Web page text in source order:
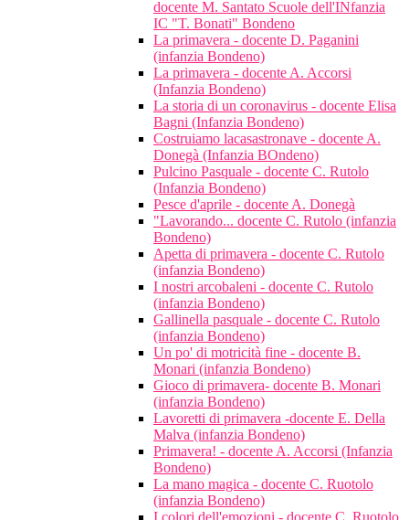
docente M. Santato Scuole dell'INfanzia
IC "T. Bonati" Bondeno
La primavera - docente D. Paganini
(infanzia Bondeno)
La primavera - docente A. Accorsi
(Infanzia Bondeno)
La storia di un coronavirus - docente Elisa
Bagni (Infanzia Bondeno)
Costruiamo lacasastronave - docente A.
Donegà (Infanzia BOndeno)
Pulcino Pasquale - docente C. Rutolo
(Infanzia Bondeno)
Pesce d'aprile - docente A. Donegà
"Lavorando... docente C. Rutolo (infanzia
Bondeno)
Apetta di primavera - docente C. Rutolo
(infanzia Bondeno)
I nostri arcobaleni - docente C. Rutolo
(infanzia Bondeno)
Gallinella pasquale - docente C. Rutolo
(infanzia Bondeno)
Un po' di motricità fine - docente B.
Monari (infanzia Bondeno)
Gioco di primavera- docente B. Monari
(infanzia Bondeno)
Lavoretti di primavera -docente E. Della
Malva (infanzia Bondeno)
Primavera! - docente A. Accorsi (Infanzia
Bondeno)
La mano magica - docente C. Ruotolo
(infanzia Bondeno)